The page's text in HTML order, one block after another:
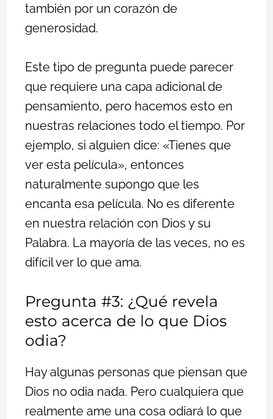
también por un corazón de
generosidad.
Este tipo de pregunta puede parecer
que requiere una capa adicional de
pensamiento, pero hacemos esto en
nuestras relaciones todo el tiempo. Por
ejemplo, si alguien dice: «Tienes que
ver esta película», entonces
naturalmente supongo que les
encanta esa película. No es diferente
en nuestra relación con Dios y su
Palabra. La mayoría de las veces, no es
difícil ver lo que ama.
Pregunta #3: ¿Qué revela
esto acerca de lo que Dios
odia?
Hay algunas personas que piensan que
Dios no odia nada. Pero cualquiera que
realmente ame una cosa odiará lo que